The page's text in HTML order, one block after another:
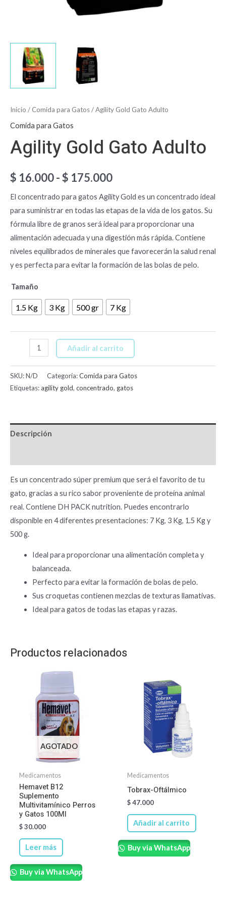
Inicio / Comida para Gatos/ Agility Gold Gato Adulto
Comida para Gatos
Agility Gold Gato Adulto
$ 16.000-$ 175.000
El concentrado para gatos Agility Gold es un concentrado ideal
para suministrar en todas las etapas de la vida de los gatos. Su
fórmula libre de granos será ideal para proporcionar una
alimentación adecuada y una digestión más rápida. Contiene
niveles equilibrados de minerales que favorecerán la salud renal
y es perfecta para evitar la formación de las bolas de pelo.
Tamaño
1.5 Kg 3 Kg 500 gr 7 Kg
Añadir al carrito
SKU:N/D Categoría:Comida para Gatos
Etiquetas:agility gold, concentrado, gatos
Descripción
Es un concentrado súper premium que será el favorito de tu
gato, gracias a su rico sabor proveniente de proteína animal
real. Contiene DH PACK nutrition. Puedes encontrarlo
disponible en 4 diferentes presentaciones: 7 Kg, 3 Kg, 1.5 Kg y
500 g.
Ideal para proporcionar una alimentación completa y
balanceada.
Perfecto para evitar la formación de bolas de pelo.
Sus croquetas contienen mezclas de texturas llamativas.
Ideal para gatos de todas las etapas y razas.
Productos relacionados
AGOTADO
Medicamentos
Hemavet B12
Suplemento
Multivitamínico Perros
y Gatos 100Ml
$30.000
Leer más
Buy via WhatsApp
Medicamentos
Tobrax-Oftálmico
$47.000
Añadir al carrito
Buy via WhatsApp